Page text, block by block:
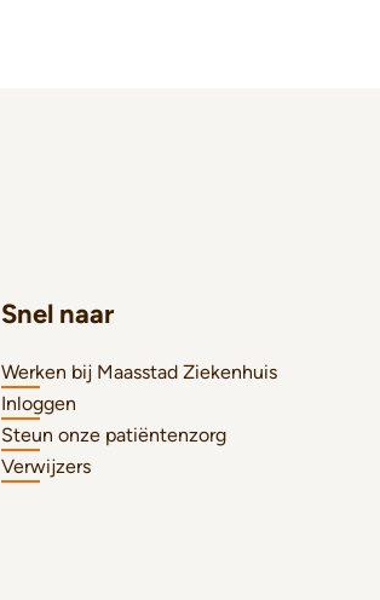
Snel naar
Werken bij Maasstad Ziekenhuis
Inloggen
Steun onze patiëntenzorg
Verwijzers